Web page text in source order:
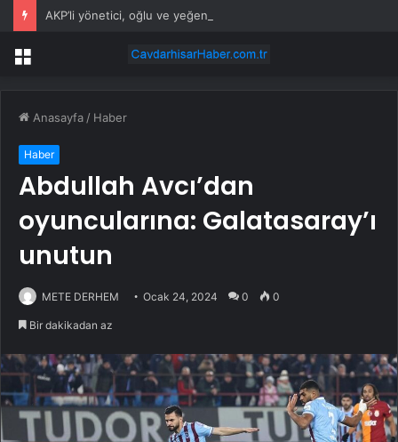
Menü
Anasayfa / Haber
Haber
Abdullah Avcı’dan
oyuncularına: Galatasaray’ı
unutun
METE DERHEM Ocak 24, 2024 0 0
Bir dakikadan az